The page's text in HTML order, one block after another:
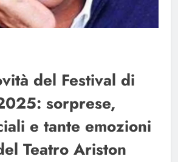
del Festival di
sorprese,
e tante emozioni
Teatro Ariston